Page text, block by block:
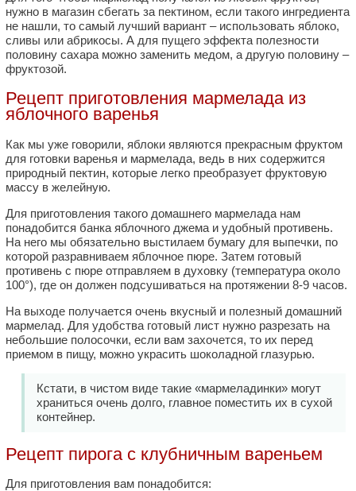
нужно в магазин сбегать за пектином, если такого ингредиента
не нашли, то самый лучший вариант – использовать яблоко,
сливы или абрикосы. А для пущего эффекта полезности
половину сахара можно заменить медом, а другую половину –
фруктозой.
Рецепт приготовления мармелада из
яблочного варенья
Как мы уже говорили, яблоки являются прекрасным фруктом
для готовки варенья и мармелада, ведь в них содержится
природный пектин, которые легко преобразует фруктовую
массу в желейную.
Для приготовления такого домашнего мармелада нам
понадобится банка яблочного джема и удобный противень.
На него мы обязательно выстилаем бумагу для выпечки, по
которой разравниваем яблочное пюре. Затем готовый
противень с пюре отправляем в духовку (температура около
100°), где он должен подсушиваться на протяжении 8-9 часов.
На выходе получается очень вкусный и полезный домашний
мармелад. Для удобства готовый лист нужно разрезать на
небольшие полосочки, если вам захочется, то их перед
приемом в пищу, можно украсить шоколадной глазурью.
Кстати, в чистом виде такие «мармеладинки» могут
храниться очень долго, главное поместить их в сухой
контейнер.
Рецепт пирога с клубничным вареньем
Для приготовления вам понадобится: